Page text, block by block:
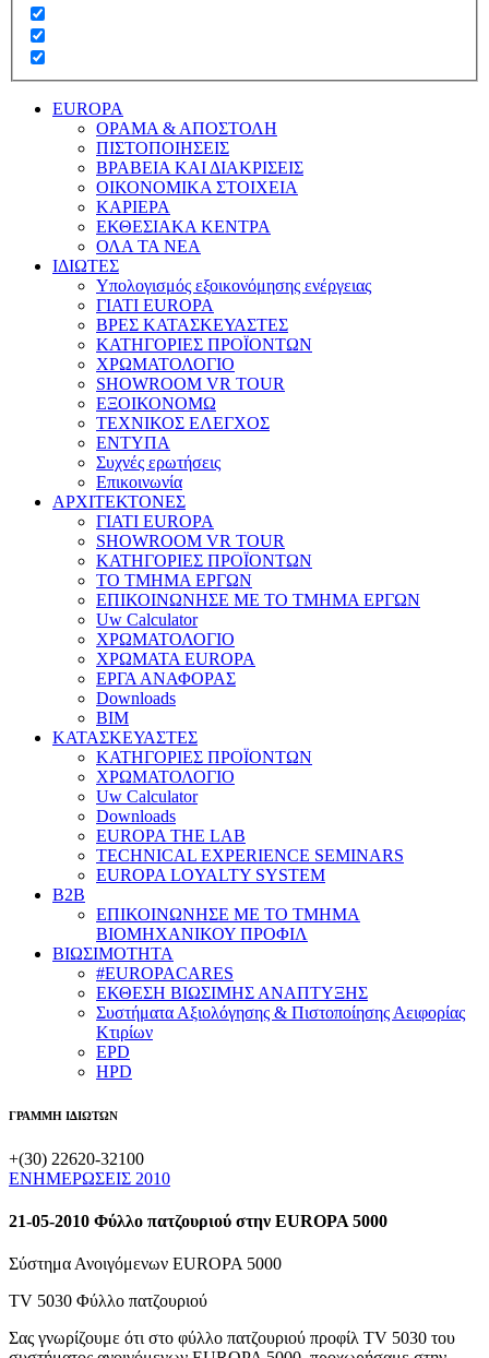
EUROPA
ΟΡΑΜΑ & ΑΠΟΣΤΟΛΗ
ΠΙΣΤΟΠΟΙΗΣΕΙΣ
ΒΡΑΒΕΙΑ ΚΑΙ ΔΙΑΚΡΙΣΕΙΣ
ΟΙΚΟΝΟΜΙΚΑ ΣΤΟΙΧΕΙΑ
ΚΑΡΙΕΡΑ
ΕΚΘΕΣΙΑΚΑ ΚΕΝΤΡΑ
ΟΛΑ ΤΑ ΝΕΑ
ΙΔΙΩΤΕΣ
Υπολογισμός εξοικονόμησης ενέργειας
ΓΙΑΤΙ EUROPA
ΒΡΕΣ ΚΑΤΑΣΚΕΥΑΣΤΕΣ
ΚΑΤΗΓΟΡΙΕΣ ΠΡΟΪΟΝΤΩΝ
ΧΡΩΜΑΤΟΛΟΓΙΟ
SHOWROOM VR TOUR
ΕΞΟΙΚΟΝΟΜΩ
ΤΕΧΝΙΚΟΣ ΕΛΕΓΧΟΣ
ΕΝΤΥΠΑ
Συχνές ερωτήσεις
Επικοινωνία
ΑΡΧΙΤΕΚΤΟΝΕΣ
ΓΙΑΤΙ EUROPA
SHOWROOM VR TOUR
ΚΑΤΗΓΟΡΙΕΣ ΠΡΟΪΟΝΤΩΝ
ΤΟ ΤΜΗΜΑ ΕΡΓΩΝ
​ΕΠΙΚΟΙΝΩΝΗΣΕ ΜΕ ΤΟ ΤΜΗΜΑ ΕΡΓΩΝ
Uw Calculator
ΧΡΩΜΑΤΟΛΟΓΙΟ
ΧΡΩΜΑΤΑ EUROPA
ΕΡΓΑ ΑΝΑΦΟΡΑΣ
Downloads
BIM
ΚΑΤΑΣΚΕΥΑΣΤΕΣ
ΚΑΤΗΓΟΡΙΕΣ ΠΡΟΪΟΝΤΩΝ
ΧΡΩΜΑΤΟΛΟΓΙΟ
Uw Calculator
Downloads
EUROPA THE LAB
TECHNICAL EXPERIENCE SEMINARS
EUROPA LOYALTY SYSTEM
B2B
​ΕΠΙΚΟΙΝΩΝΗΣΕ ΜΕ ΤΟ ΤΜΗΜΑ
ΒΙΟΜΗΧΑΝΙΚΟΥ ​ΠΡΟΦΙΛ
ΒΙΩΣΙΜΟΤΗΤΑ
#EUROPACARES
ΕΚΘΕΣΗ ΒΙΩΣΙΜΗΣ ΑΝΑΠΤΥΞΗΣ
Συστήματα Αξιολόγησης & Πιστοποίησης Αειφορίας
Κτιρίων
EPD
HPD
ΓΡΑΜΜΗ ΙΔΙΩΤΩΝ
+(30) 22620-32100
ΕΝΗΜΕΡΩΣΕΙΣ 2010
21-05-2010 Φύλλο πατζουριού στην EUROPA 5000
Σύστημα Ανοιγόμενων EUROPA 5000
TV 5030 Φύλλο πατζουριού
Σας γνωρίζουμε ότι στο φύλλο πατζουριού προφίλ TV 5030 του